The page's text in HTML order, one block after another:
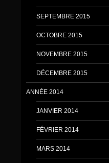
SEPTEMBRE 2015
OCTOBRE 2015
NOVEMBRE 2015
DÉCEMBRE 2015
ANNÉE 2014
JANVIER 2014
FÉVRIER 2014
MARS 2014